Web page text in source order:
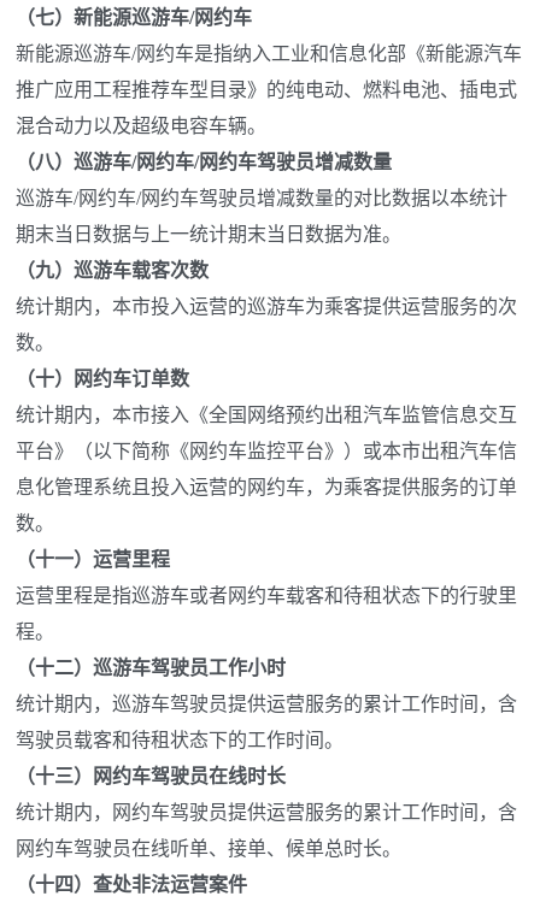
（七）新能源巡游车/网约车
新能源巡游车/网约车是指纳入工业和信息化部《新能源汽车
推广应用工程推荐车型目录》的纯电动、燃料电池、插电式
混合动力以及超级电容车辆。
（八）巡游车/网约车/网约车驾驶员增减数量
巡游车/网约车/网约车驾驶员增减数量的对比数据以本统计
期末当日数据与上一统计期末当日数据为准。
（九）巡游车载客次数
统计期内，本市投入运营的巡游车为乘客提供运营服务的次
数。
（十）网约车订单数
统计期内，本市接入《全国网络预约出租汽车监管信息交互
平台》（以下简称《网约车监控平台》）或本市出租汽车信
息化管理系统且投入运营的网约车，为乘客提供服务的订单
数。
（十一）运营里程
运营里程是指巡游车或者网约车载客和待租状态下的行驶里
程。
（十二）巡游车驾驶员工作小时
统计期内，巡游车驾驶员提供运营服务的累计工作时间，含
驾驶员载客和待租状态下的工作时间。
（十三）网约车驾驶员在线时长
统计期内，网约车驾驶员提供运营服务的累计工作时间，含
网约车驾驶员在线听单、接单、候单总时长。
（十四）查处非法运营案件